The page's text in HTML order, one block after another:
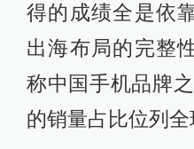
得的成绩全是依
出海布局的完整
称中国手机品牌
的销量占比位列全